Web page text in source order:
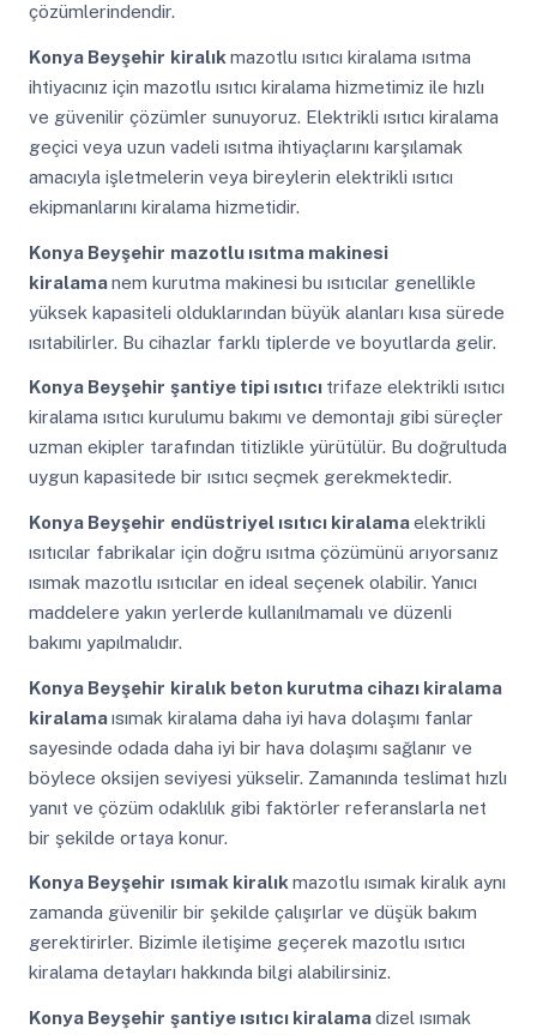
çözümlerindendir.
Konya Beyşehir kiralık mazotlu ısıtıcı kiralama ısıtma
ihtiyacınız için mazotlu ısıtıcı kiralama hizmetimiz ile hızlı
ve güvenilir çözümler sunuyoruz. Elektrikli ısıtıcı kiralama
geçici veya uzun vadeli ısıtma ihtiyaçlarını karşılamak
amacıyla işletmelerin veya bireylerin elektrikli ısıtıcı
ekipmanlarını kiralama hizmetidir.
Konya Beyşehir mazotlu ısıtma makinesi
kiralamanem kurutma makinesi bu ısıtıcılar genellikle
yüksek kapasiteli olduklarından büyük alanları kısa sürede
ısıtabilirler. Bu cihazlar farklı tiplerde ve boyutlarda gelir.
Konya Beyşehir şantiye tipi ısıtıcı trifaze elektrikli ısıtıcı
kiralama ısıtıcı kurulumu bakımı ve demontajı gibi süreçler
uzman ekipler tarafından titizlikle yürütülür. Bu doğrultuda
uygun kapasitede bir ısıtıcı seçmek gerekmektedir.
Konya Beyşehir endüstriyel ısıtıcı kiralamaelektrikli
ısıtıcılar fabrikalar için doğru ısıtma çözümünü arıyorsanız
ısımak mazotlu ısıtıcılar en ideal seçenek olabilir. Yanıcı
maddelere yakın yerlerde kullanılmamalı ve düzenli
bakımı yapılmalıdır.
Konya Beyşehir kiralık beton kurutma cihazı kiralama
kiralamaısımak kiralama daha iyi hava dolaşımı fanlar
sayesinde odada daha iyi bir hava dolaşımı sağlanır ve
böylece oksijen seviyesi yükselir. Zamanında teslimat hızlı
yanıt ve çözüm odaklılık gibi faktörler referanslarla net
bir şekilde ortaya konur.
Konya Beyşehir ısımak kiralık mazotlu ısımak kiralık aynı
zamanda güvenilir bir şekilde çalışırlar ve düşük bakım
gerektirirler. Bizimle iletişime geçerek mazotlu ısıtıcı
kiralama detayları hakkında bilgi alabilirsiniz.
Konya Beyşehir şantiye ısıtıcı kiralamadizel ısımak